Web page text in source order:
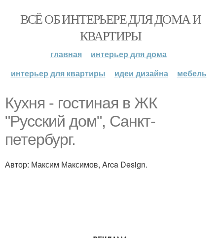
ВСЁ ОБ ИНТЕРЬЕРЕ ДЛЯ ДОМА И
КВАРТИРЫ
главная
интерьер для дома
интерьер для квартиры
идеи дизайна мебель
Кухня - гостиная в ЖК
"Русский дом", Санкт-
петербург.
Автор: Максим Максимов, Arca Design.